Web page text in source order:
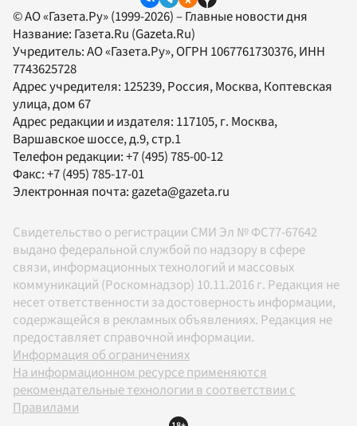
© АО «Газета.Ру» (1999-2026) – Главные новости дня
Название: Газета.Ru (Gazeta.Ru)
Учредитель:АО «Газета.Ру», ОГРН 1067761730376, ИНН
7743625728
Адрес учредителя: 125239, Россия, Москва, Коптевская
улица, дом 67
Адрес редакции и издателя: 117105, г. Москва,
Варшавское шоссе, д.9, стр.1
Телефон редакции:+7 (495) 785-00-12
Факс:+7 (495) 785-17-01
Электронная почта:gazeta@gazeta.ru
Свидетельство о регистрации СМИ Эл № ФС77-67642
выдано федеральной службой по надзору в сфере
связи, информационных технологий и массовых
коммуникаций (Роскомнадзор) 10.11.2016 г. Редакция не
несет ответственности за достоверность информации,
содержащейся в рекламных объявлениях. Редакция не
предоставляет справочной информации.
Информация об ограничениях
На информационном ресурсе применяются
рекомендательные технологии в соответствии с
Правилами